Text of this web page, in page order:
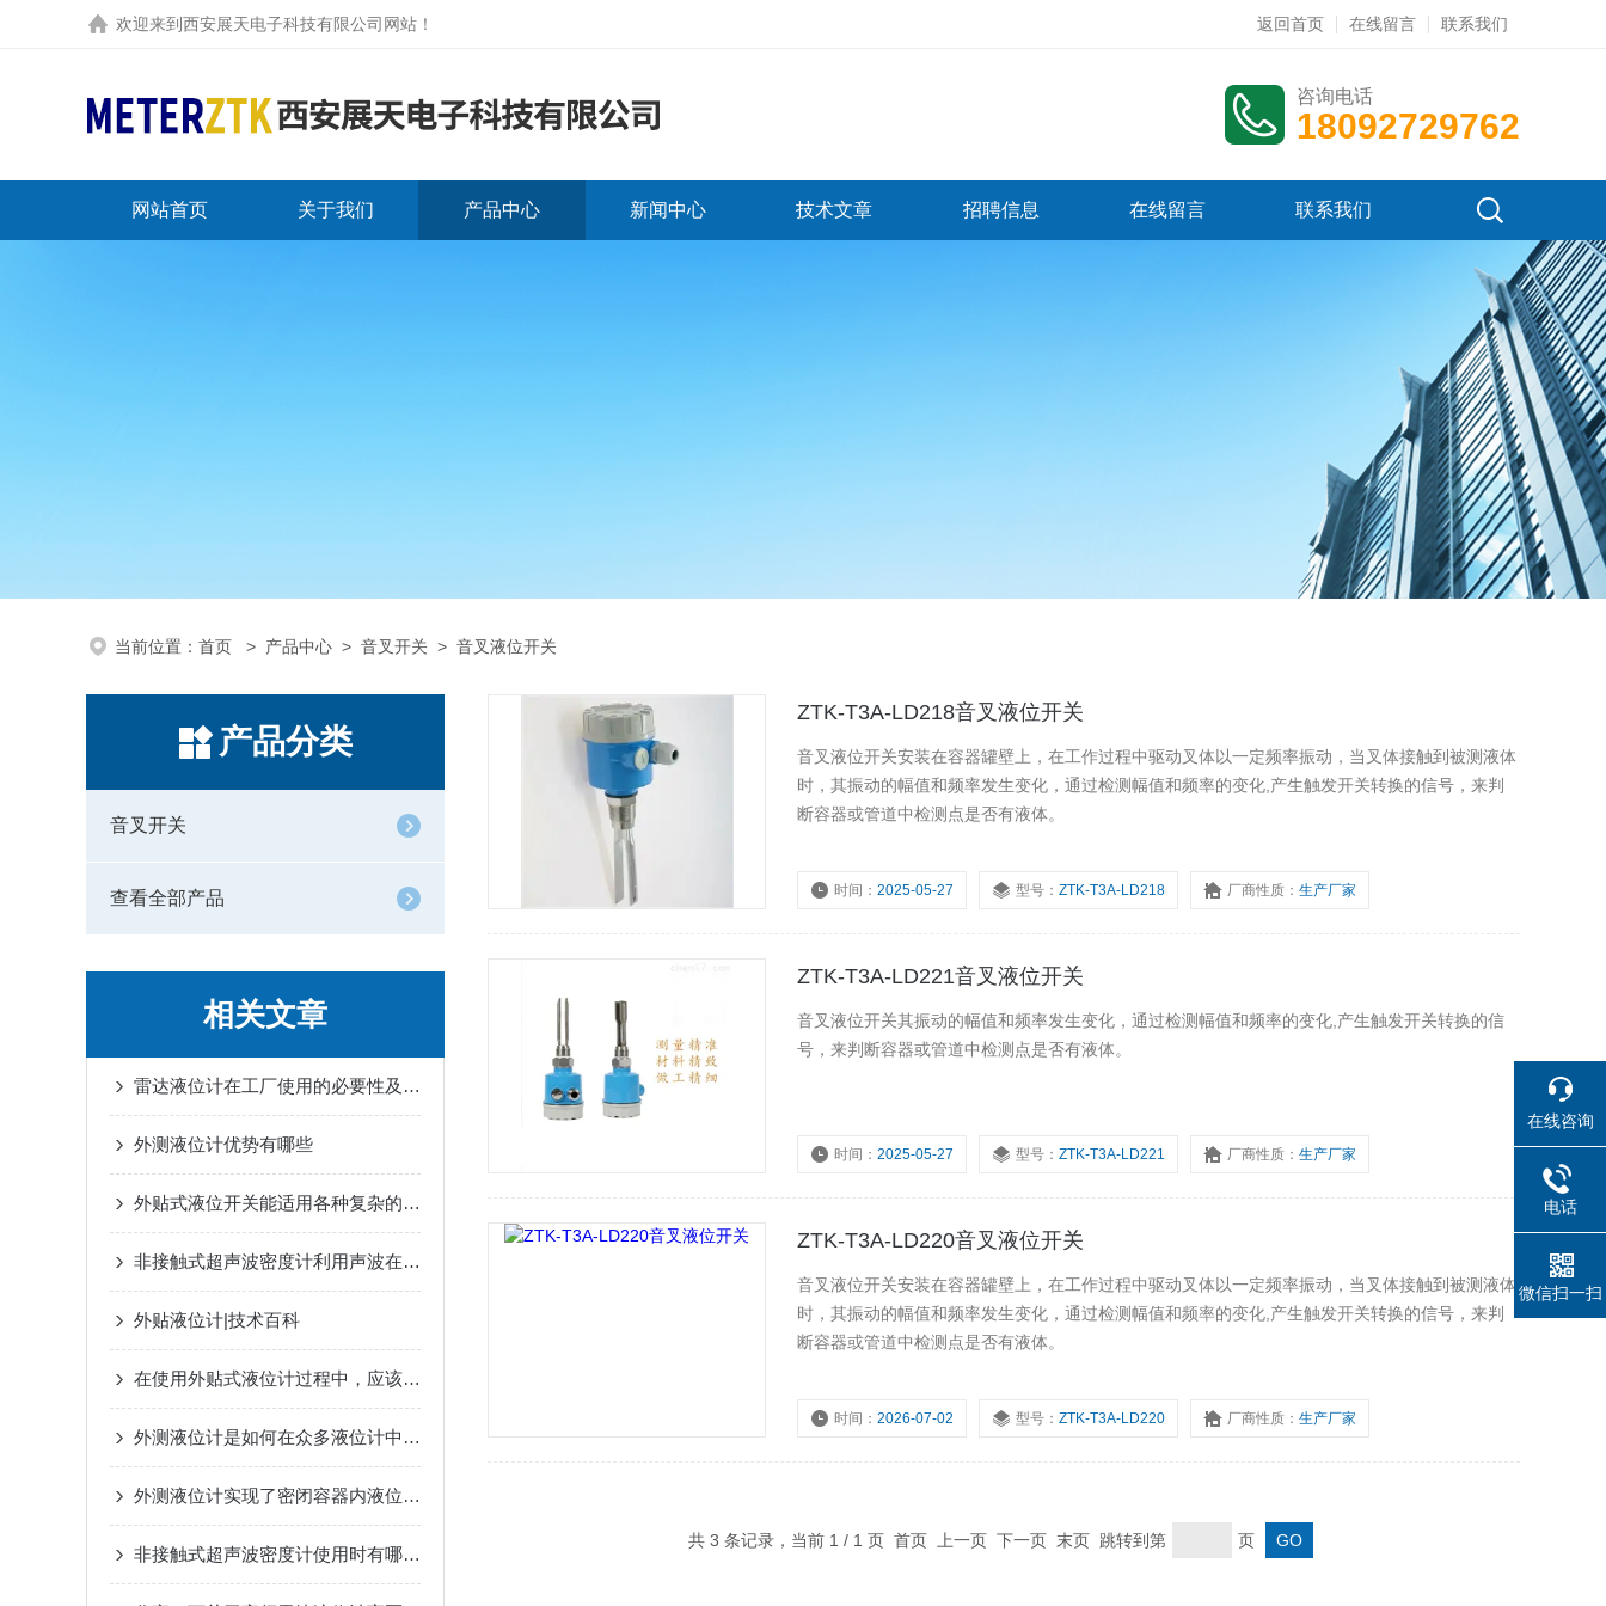
欢迎来到 西安展天电子科技有限公司网站 ！ 返回首页 在线留言 联系我们
咨询电话
18092729762
网站首页 关于我们 产品中心 新闻中心 技术文章 招聘信息 在线留言 联系我们
当前位置： 首页 > 产品中心 > 音叉开关 > 音叉液位开关
产品分类
音叉开关
查看全部产品
相关文章
雷达液位计在工厂使用的必要性及考虑因素
外测液位计优势有哪些
外贴式液位开关能适用各种复杂的现场工况
非接触式超声波密度计利用声波在不同材料中的速度差异来测量密度
外贴液位计|技术百科
在使用外贴式液位计过程中，应该注意哪些事项
外测液位计是如何在众多液位计中脱颖而出的呢？
外测液位计实现了密闭容器内液位高度的真正非接触测量
非接触式超声波密度计使用时有哪些注意事项？
ZTK-T3A-LD218音叉液位开关
音叉液位开关安装在容器罐壁上，在工作过程中驱动叉体以一定频率振动，当叉体接触到被测液体
时，其振动的幅值和频率发生变化，通过检测幅值和频率的变化,产生触发开关转换的信号，来判
断容器或管道中检测点是否有液体。
时间：2025-05-27 型号：ZTK-T3A-LD218 厂商性质：生产厂家
ZTK-T3A-LD221音叉液位开关
音叉液位开关其振动的幅值和频率发生变化，通过检测幅值和频率的变化,产生触发开关转换的信
号，来判断容器或管道中检测点是否有液体。
时间：2025-05-27 型号：ZTK-T3A-LD221 厂商性质：生产厂家
ZTK-T3A-LD220音叉液位开关
音叉液位开关安装在容器罐壁上，在工作过程中驱动叉体以一定频率振动，当叉体接触到被测液体
时，其振动的幅值和频率发生变化，通过检测幅值和频率的变化,产生触发开关转换的信号，来判
断容器或管道中检测点是否有液体。
时间：2026-07-02 型号：ZTK-T3A-LD220 厂商性质：生产厂家
共 3 条记录，当前 1 / 1 页 首页 上一页 下一页 末页 跳转到第 页
在线咨询
电话
微信扫一扫